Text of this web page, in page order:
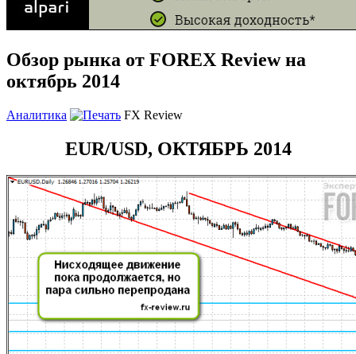
Обзор рынка от FOREX Review на
октябрь 2014
Аналитика FX Review
EUR/USD, ОКТЯБРЬ 2014